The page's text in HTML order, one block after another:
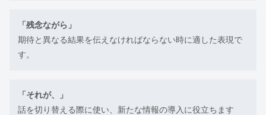
「残念ながら」
期待と異なる結果を伝えなければならない時に適した表現で
す。
「それが、」
話を切り替える際に使い、新たな情報の導入に役立ちます